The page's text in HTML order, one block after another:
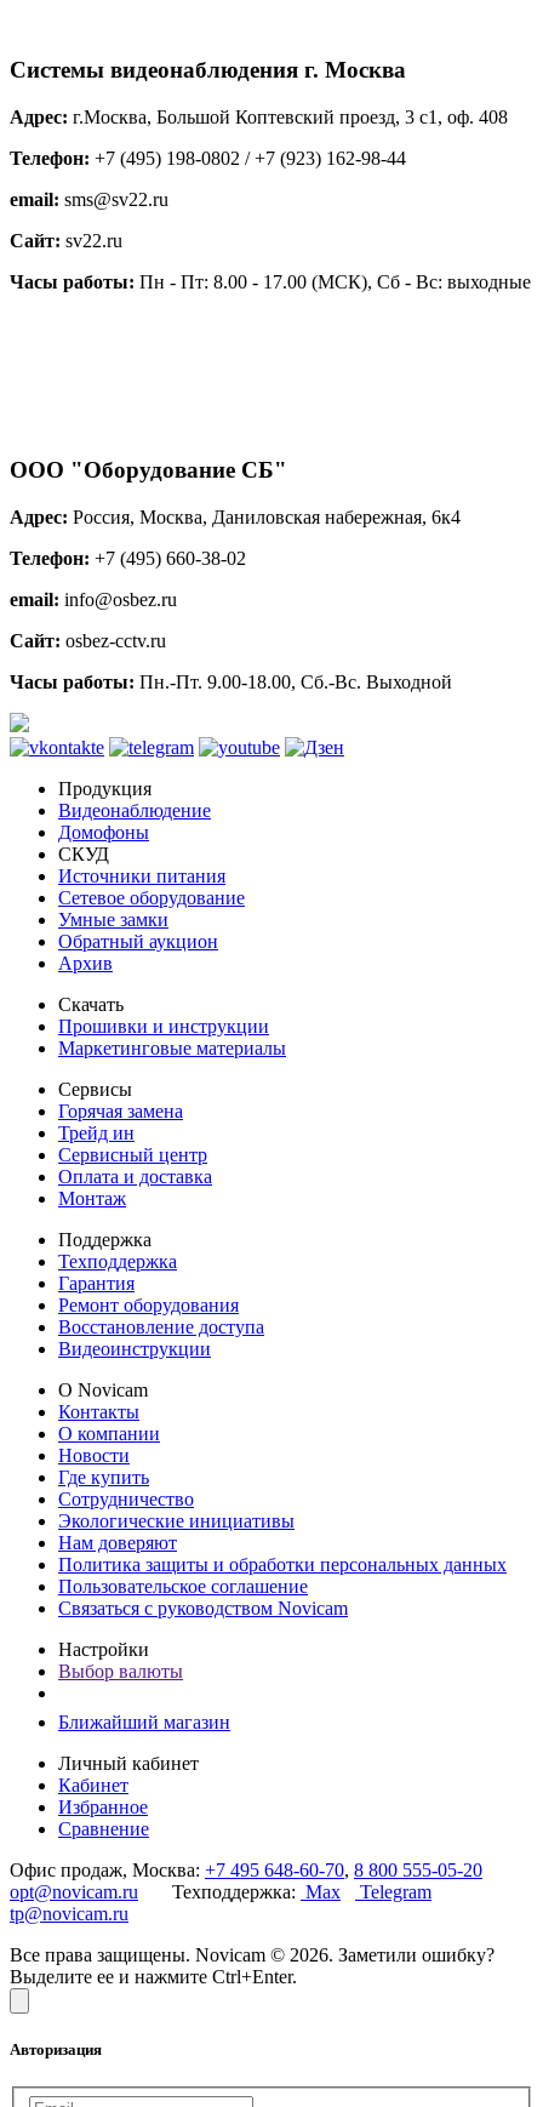
Системы видеонаблюдения г. Москва
Адрес: г.Москва, Большой Коптевский проезд, 3 с1, оф. 408
Телефон: +7 (495) 198-0802 / +7 (923) 162-98-44
email: sms@sv22.ru
Сайт: sv22.ru
Часы работы: Пн - Пт: 8.00 - 17.00 (МСК), Сб - Вс: выходные
ООО "Оборудование СБ"
Адрес: Россия, Москва, Даниловская набережная, 6к4
Телефон: +7 (495) 660-38-02
email: info@osbez.ru
Сайт: osbez-cctv.ru
Часы работы: Пн.-Пт. 9.00-18.00, Сб.-Вс. Выходной
Продукция
Видеонаблюдение
Домофоны
СКУД
Источники питания
Сетевое оборудование
Умные замки
Обратный аукцион
Архив
Скачать
Прошивки и инструкции
Маркетинговые материалы
Сервисы
Горячая замена
Трейд ин
Сервисный центр
Оплата и доставка
Монтаж
Поддержка
Техподдержка
Гарантия
Ремонт оборудования
Восстановление доступа
Видеоинструкции
О Novicam
Контакты
О компании
Новости
Где купить
Сотрудничество
Экологические инициативы
Нам доверяют
Политика защиты и обработки персональных данных
Пользовательское соглашение
Связаться с руководством Novicam
Настройки
Выбор валюты
Ближайший магазин
Личный кабинет
Кабинет
Избранное
Сравнение
Офис продаж, Москва: +7 495 648-60-70, 8 800 555-05-20
opt@novicam.ru Техподдержка: Max
Telegram
tp@novicam.ru
Все права защищены. Novicam © 2026. Заметили ошибку?
Выделите ее и нажмите Ctrl+Enter.
Авторизация